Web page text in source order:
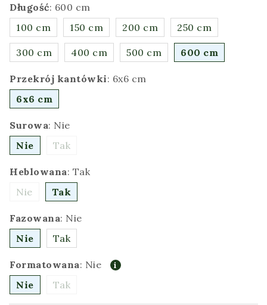
Długość: 600 cm
100 cm
150 cm 200 cm 250 cm
300 cm 400 cm 500 cm 600 cm
Przekrój kantówki: 6x6 cm
6x6 cm
Surowa: Nie
Nie
Tak
Heblowana: Tak
Nie
Tak
Fazowana: Nie
Nie
Tak
Formatowana: Nie
Nie
Tak